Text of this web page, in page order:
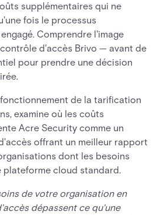
supplémentaires qui ne
fois le processus
Comprendre l'image
d'accès Brivo — avant de
pour prendre une décision
de la tarification
examine où les coûts
Acre Security comme un
offrant un meilleur rapport
dont les besoins
plateforme cloud standard.
de votre organisation en
dépassent ce qu'une